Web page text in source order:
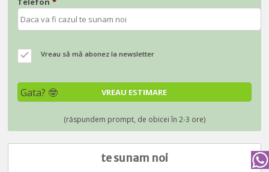
Vreau să mă abonez la newsletter
te sunam noi